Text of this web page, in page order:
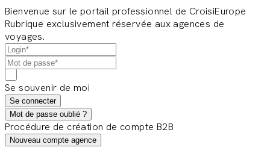
Bienvenue sur le portail professionnel de CroisiEurope
Rubrique exclusivement réservée aux agences de
voyages.
Se souvenir de moi
Se connecter
Mot de passe oublié ?
Procédure de création de compte B2B
Nouveau compte agence